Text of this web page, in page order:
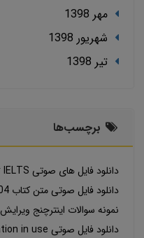
مهر 1398
شهریور 1398
تير 1398
برچسب‌ها
دانلود فایل های صوتی Mindset for IELTS
دانلود فایل صوتی متن کتاب 504
نمونه سوالات اینترچنج ویرایش 5
دانلود فایل صوتی collocation in use